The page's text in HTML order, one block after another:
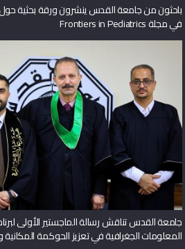
باحثون من جامعة القدس ينشرون ورقة بحثية حول
في مجلة Frontiers in Pediatrics
جامعة القدس تناقش رسالة الماجستير الأولى
المعلومات الجغرافية في تعزيز الحوكمة المكانية